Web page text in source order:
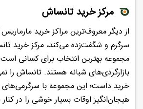
مرکز خرید تانساش
از دیگر معروف‌ترین مراکز خرید
سرگرم و شگفت‌زده می‌کند، مرکز خرید
مجموعه بهترین انتخاب برای کسانی
بازارگردی‌های شبانه هستند. تانساش را
خرید داست؛ این مجموعه با سرگرمی‌های
هیجان‌انگیز اوقات بسیار خوشی را در